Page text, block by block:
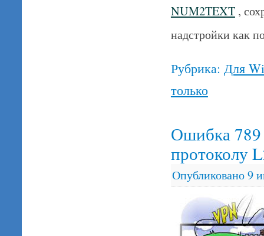
NUM2TEXT,
надстройки как
Рубрика: Для
только
Ошибка 789
протоколу
Опубликовано9